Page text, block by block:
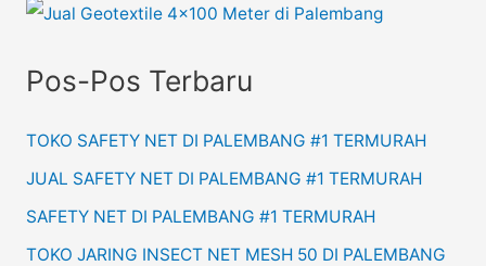
Pos-Pos Terbaru
TOKO SAFETY NET DI PALEMBANG #1 TERMURAH
JUAL SAFETY NET DI PALEMBANG #1 TERMURAH
SAFETY NET DI PALEMBANG #1 TERMURAH
TOKO JARING INSECT NET MESH 50 DI PALEMBANG